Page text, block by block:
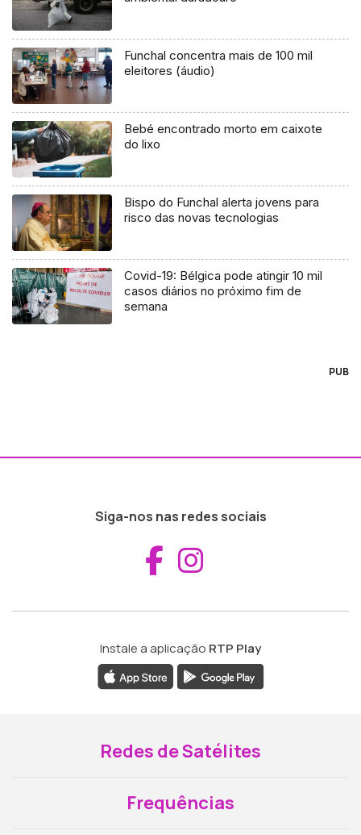
Funchal concentra mais de 100 mil
eleitores (áudio)
Bebé encontrado morto em caixote
do lixo
Bispo do Funchal alerta jovens para
risco das novas tecnologias
Covid-19: Bélgica pode atingir 10 mil
casos diários no próximo fim de
semana
PUB
Siga-nos nas redes sociais
Aceder ao
Instale a aplicação RTP Play
Redes de Satélites
Frequências